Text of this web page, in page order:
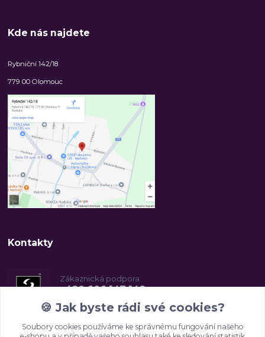
Kde nás najdete
Rybniční 142/18
779 00 Olomouc
Kontakty
Zákaznická podpora
+420 606 147 142
info@2beauty.cz
🍪 Jak byste rádi své cookies?
Soubory cookies používáme ke správnému fungování našeho